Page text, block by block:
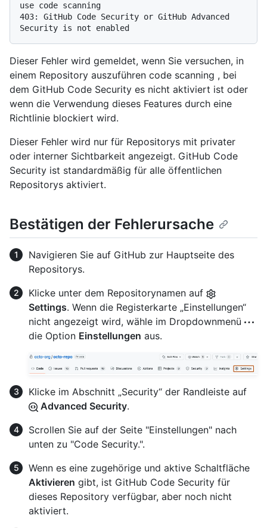
use code scanning
403: GitHub Code Security or GitHub Advanced
Dieser Fehler wird gemeldet, wenn Sie versuchen, in
einem Repository auszuführen code scanning , bei
dem GitHub Code Security es nicht aktiviert ist oder
wenn die Verwendung dieses Features durch eine
Richtlinie blockiert wird.
Dieser Fehler wird nur für Repositorys mit privater
oder interner Sichtbarkeit angezeigt. GitHub Code
Security ist standardmäßig für alle öffentlichen
Repositorys aktiviert.
Bestätigen der Fehlerursache
Navigieren Sie auf GitHub zur Hauptseite des
Repositorys.
Klicke unter dem Repositorynamen auf
Settings. Wenn die Registerkarte „Einstellungen“
nicht angezeigt wird, wähle im Dropdownmenü
die Option Einstellungen aus.
Klicke im Abschnitt „Security“ der Randleiste auf
Advanced Security.
Scrollen Sie auf der Seite "Einstellungen" nach
unten zu "Code Security.".
Wenn es eine zugehörige und aktive Schaltfläche
Aktivieren gibt, ist GitHub Code Security für
dieses Repository verfügbar, aber noch nicht
aktiviert.